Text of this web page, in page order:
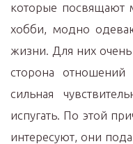
которые посвящают
хобби, модно
жизни. Для них
сторона отношений
сильная
испугать. По этой
интересуют, они